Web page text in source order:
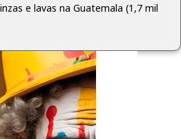
e lavas na Guatemala (1,7 mil